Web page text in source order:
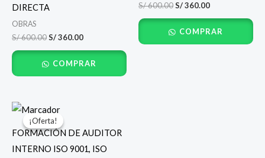
DIRECTA
OBRAS
S/600.00S/360.00
COMPRAR
S/600.00S/360.00
COMPRAR
¡Oferta!
¡Oferta!
FORMACIÓN DE AUDITOR
INTERNO ISO 9001, ISO
El
precio
original
era:
S/ 600.00.
es:
S/ 360.00.